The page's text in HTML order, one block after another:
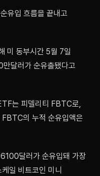
유입 흐름을 끝내고
미 동부시간 5월 7일
달러가 순유출됐다고
는 피델리티 FBTC로,
의 누적 순유입액은
달러가 순유입돼 가장
일 비트코인 미니